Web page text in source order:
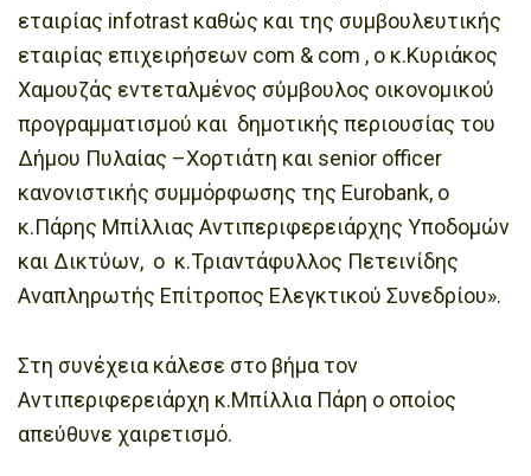
εταιρίας infotrast καθώς και της συμβουλευτικής
εταιρίας επιχειρήσεων com & com , o κ.Κυριάκος
Χαμουζάς εντεταλμένος σύμβουλος οικονομικού
προγραμματισμού και δημοτικής περιουσίας του
Δήμου Πυλαίας –Χορτιάτη και senior officer
κανονιστικής συμμόρφωσης της Eurobank, ο
κ.Πάρης Μπίλλιας Αντιπεριφερειάρχης Υποδομών
και Δικτύων, ο κ.Τριαντάφυλλος Πετεινίδης
Αναπληρωτής Επίτροπος Ελεγκτικού Συνεδρίου».
Στη συνέχεια κάλεσε στο βήμα τον
Αντιπεριφερειάρχη κ.Μπίλλια Πάρη ο οποίος
απεύθυνε χαιρετισμό.